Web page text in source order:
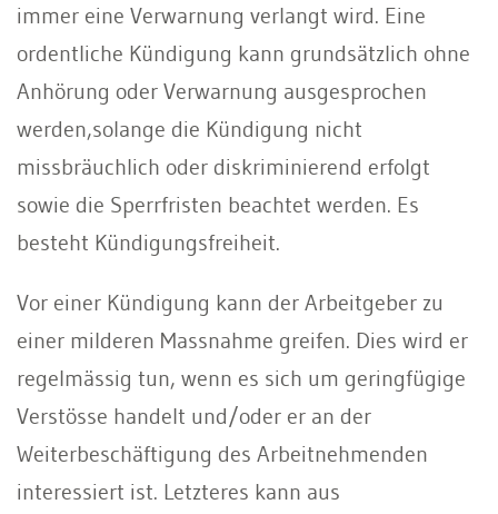
immer eine Verwarnung verlangt wird. Eine
ordentliche Kündigung kann grundsätzlich ohne
Anhörung oder Verwarnung ausgesprochen
werden,solange die Kündigung nicht
missbräuchlich oder diskriminierend erfolgt
sowie die Sperrfristen beachtet werden. Es
besteht Kündigungsfreiheit.
Vor einer Kündigung kann der Arbeitgeber zu
einer milderen Massnahme greifen. Dies wird er
regelmässig tun, wenn es sich um geringfügige
Verstösse handelt und/oder er an der
Weiterbeschäftigung des Arbeitnehmenden
interessiert ist. Letzteres kann aus